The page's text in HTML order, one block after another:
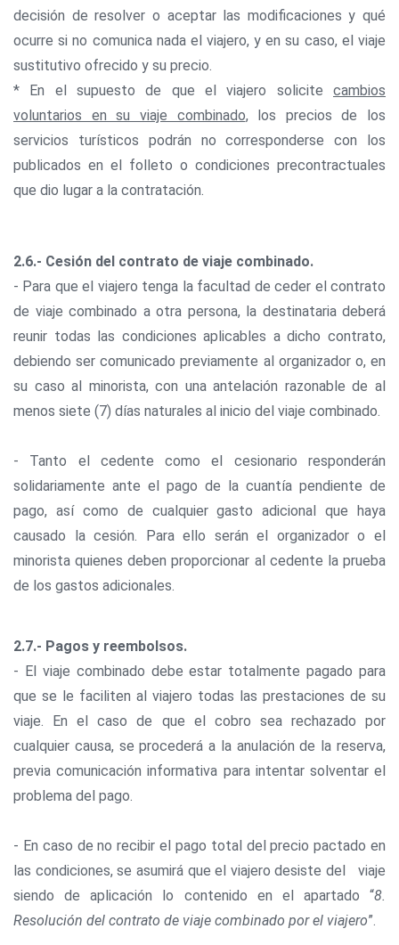
decisión de resolver o aceptar las modificaciones y qué
ocurre si no comunica nada el viajero, y en su caso, el viaje
sustitutivo ofrecido y su precio.
* En el supuesto de que el viajero solicite cambios
voluntarios en su viaje combinado, los precios de los
servicios turísticos podrán no corresponderse con los
publicados en el folleto o condiciones precontractuales
que dio lugar a la contratación.
2.6.- Cesión del contrato de viaje combinado.
- Para que el viajero tenga la facultad de ceder el contrato
de viaje combinado a otra persona, la destinataria deberá
reunir todas las condiciones aplicables a dicho contrato,
debiendo ser comunicado previamente al organizador o, en
su caso al minorista, con una antelación razonable de al
menos siete (7) días naturales al inicio del viaje combinado.
- Tanto el cedente como el cesionario responderán
solidariamente ante el pago de la cuantía pendiente de
pago, así como de cualquier gasto adicional que haya
causado la cesión. Para ello serán el organizador o el
minorista quienes deben proporcionar al cedente la prueba
de los gastos adicionales.
2.7.- Pagos y reembolsos.
- El viaje combinado debe estar totalmente pagado para
que se le faciliten al viajero todas las prestaciones de su
viaje. En el caso de que el cobro sea rechazado por
cualquier causa, se procederá a la anulación de la reserva,
previa comunicación informativa para intentar solventar el
problema del pago.
- En caso de no recibir el pago total del precio pactado en
las condiciones, se asumirá que el viajero desiste del viaje
siendo de aplicación lo contenido en el apartado “8.
Resolución del contrato de viaje combinado por el viajero”.